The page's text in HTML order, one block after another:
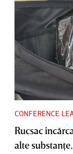
CONFERENCE
Rucsac
alte